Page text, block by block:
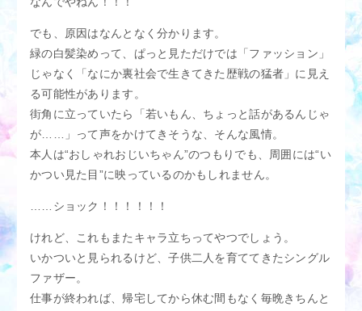
でも、原因はなんとなく分かります。
緑の白髪染めって、ぱっと見ただけでは「ファッション」
じゃなく「なにか裏社会で生きてきた歴戦の猛者」に見え
る可能性があります。
街角に立っていたら「若いもん、ちょっと話があるんじゃ
が……」って声をかけてきそうな、そんな風情。
本人は“おしゃれおじいちゃん”のつもりでも、周囲には“い
かつい見た目”に映っているのかもしれません。
……ショック！！！！！！
けれど、これもまたキャラ立ちってやつでしょう。
いかついと見られるけど、子供二人を育ててきたシングル
ファザー。
仕事が終われば、帰宅してから休む間もなく毎晩きちんと